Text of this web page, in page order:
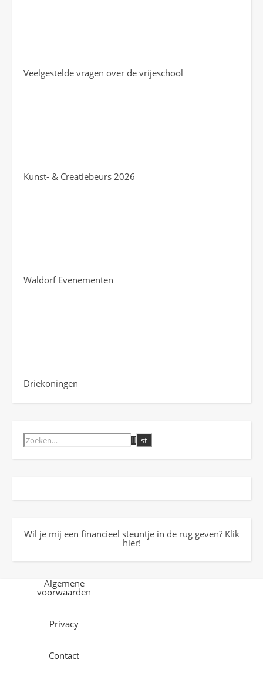
Veelgestelde vragen over de vrijeschool
Kunst- & Creatiebeurs 2026
Waldorf Evenementen
Driekoningen
Wil je mij een financieel steuntje in de rug geven? Klik
hier!
Algemene
voorwaarden
Privacy
Contact